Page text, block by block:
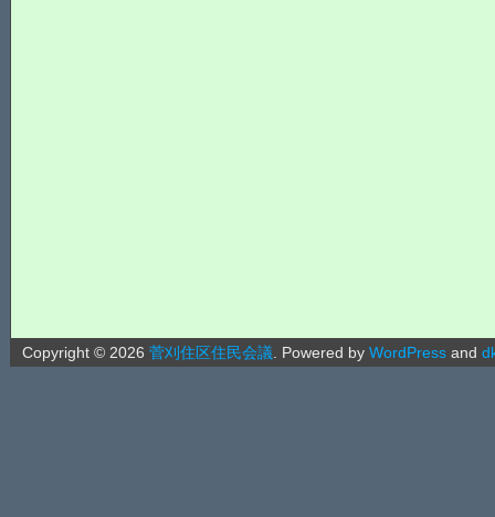
Copyright © 2026 菅刈住区住民会議 Powered by WordPress and